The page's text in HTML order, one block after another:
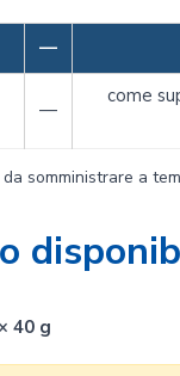
—
—
come
da somministrare a
40 g